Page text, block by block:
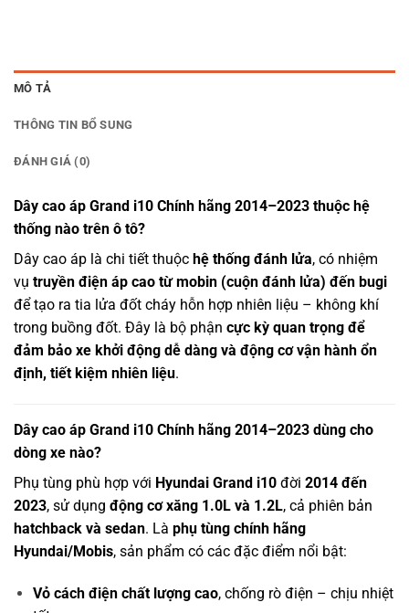
MÔ TẢ
THÔNG TIN BỔ SUNG
ĐÁNH GIÁ (0)
Dây cao áp Grand i10 Chính hãng 2014–2023 thuộc hệ
thống nào trên ô tô?
Dây cao áp là chi tiết thuộc hệ thống đánh lửa, có nhiệm
vụ truyền điện áp cao từ mobin (cuộn đánh lửa) đến bugi
để tạo ra tia lửa đốt cháy hỗn hợp nhiên liệu – không khí
trong buồng đốt. Đây là bộ phận cực kỳ quan trọng để
đảm bảo xe khởi động dễ dàng và động cơ vận hành ổn
định, tiết kiệm nhiên liệu.
Dây cao áp Grand i10 Chính hãng 2014–2023 dùng cho
dòng xe nào?
Phụ tùng phù hợp với Hyundai Grand i10 đời 2014 đến
2023, sử dụng động cơ xăng 1.0L và 1.2L, cả phiên bản
hatchback và sedan. Là phụ tùng chính hãng
Hyundai/Mobis, sản phẩm có các đặc điểm nổi bật:
Vỏ cách điện chất lượng cao, chống rò điện – chịu nhiệt